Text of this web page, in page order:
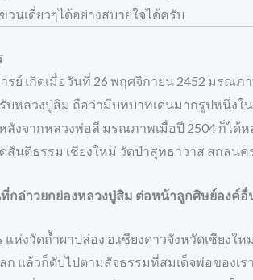
นเดี่ยวๆได้อย่างสบายใจได้ครับ
ย์ เกิดเมื่อวันที่ 26 พฤศจิกายน 2452 มรณ
บหลวงปู่สิม ถือว่ามีบทบาทเด่นมากรูปหนึ่
ลังจากหลวงพ่อลี มรณภาพเมื่อปี 2504 ก็ได้
สันติธรรม เชียงใหม่ วัดป่าสุทธาวาส สกลนค
กล่าวยกย่องหลวงปู่สิม ต่อหน้าลูกศิษย์องค์อื่
แห่งวัดถ้ำผาปล่อง อ.เชียงดาวจังหวัดเชีย
ก แล้วก็ดับไปตามสัจธรรมที่สมเด็จพ่อของ